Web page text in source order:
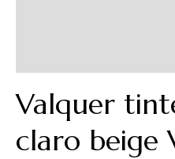
Valquer
claro beige